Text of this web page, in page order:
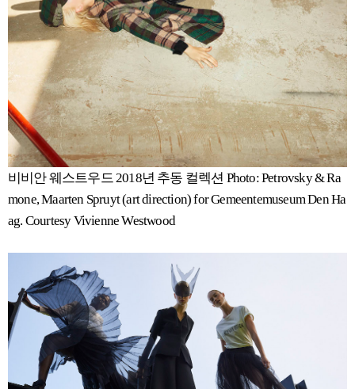
비비안 웨스트우드 2018년 추동 컬렉션 Photo: Petrovsky & Ra
mone, Maarten Spruyt (art direction) for Gemeentemuseum Den Ha
ag. Courtesy Vivienne Westwood